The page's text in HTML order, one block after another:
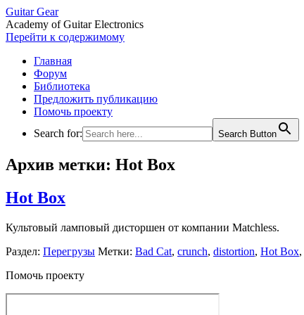
Guitar Gear
Academy of Guitar Electronics
Перейти к содержимому
Главная
Форум
Библиотека
Предложить публикацию
Помочь проекту
Search for:
Search Button
Архив метки: Hot Box
Hot Box
Культовый ламповый дисторшен от компании Matchless.
Раздел: Перегрузы Метки: Bad Cat, crunch, distortion, Hot Box,
Помочь проекту